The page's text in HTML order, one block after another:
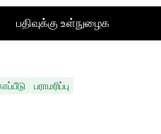
பதிவுக்கு உள்நுழைக
பராமரிப்பு